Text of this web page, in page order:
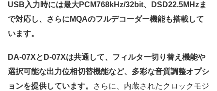
USB入力時には最大PCM768kHz/32bit、DSD22.5MHzま
で対応し、さらにMQAのフルデコーダー機能も搭載して
います。
DA-07XとD-07Xは共通して、フィルター切り替え機能や
選択可能な出力位相切替機能など、多彩な音質調整オプシ
ョンを提供しています。
さらに、内蔵されたクロックモジ